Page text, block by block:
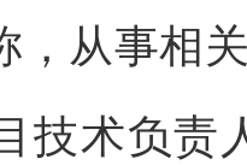
，从事相
技术负责